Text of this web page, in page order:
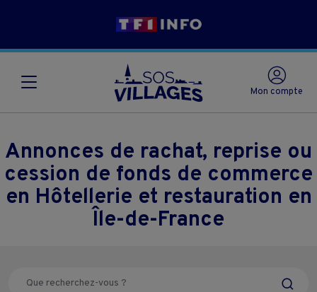
Mon compte
Annonces de rachat, reprise ou
cession de fonds de commerce
en Hôtellerie et restauration en
Île-de-France